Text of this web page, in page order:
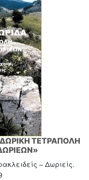
ΤΕΤΡΑΠΟΛΗ
– Δωριείς.